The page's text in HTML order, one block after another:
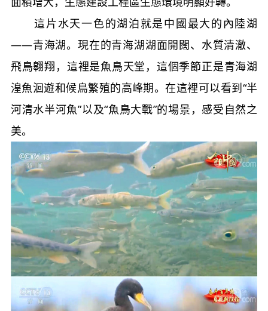
這片水天一色的湖泊就是中國最大的內陸湖
——青海湖。現在的青海湖湖面開闊、水質清澈、
飛鳥翱翔，這裡是魚鳥天堂，這個季節正是青海湖
湟魚洄遊和候鳥繁殖的高峰期。在這裡可以看到“半
河清水半河魚”以及“魚鳥大戰”的場景，感受自然之
美。